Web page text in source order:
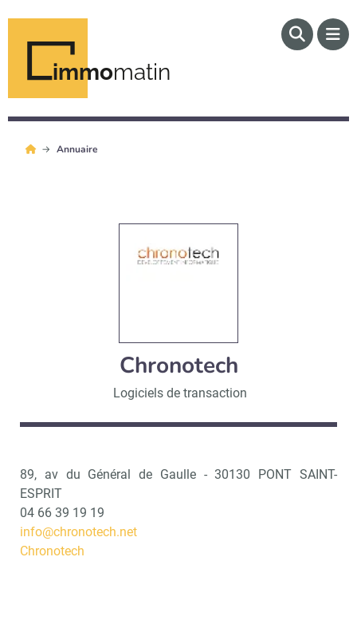
immomatin
Annuaire
Chronotech
Logiciels de transaction
89, av du Général de Gaulle - 30130 PONT SAINT-
ESPRIT
04 66 39 19 19
info@chronotech.net
Chronotech